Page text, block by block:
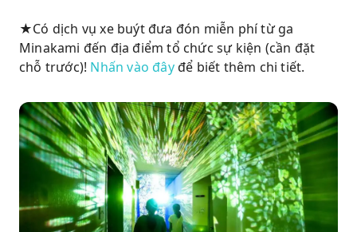
★Có dịch vụ xe buýt đưa đón miễn phí từ ga
Minakami đến địa điểm tổ chức sự kiện (cần đặt
chỗ trước)! Nhấn vào đâyđể biết thêm chi tiết.